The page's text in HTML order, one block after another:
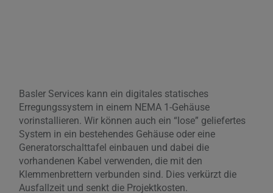
Basler Services kann ein digitales statisches
Erregungssystem in einem NEMA 1-Gehäuse
vorinstallieren. Wir können auch ein “lose” geliefertes
System in ein bestehendes Gehäuse oder eine
Generatorschalttafel einbauen und dabei die
vorhandenen Kabel verwenden, die mit den
Klemmenbrettern verbunden sind. Dies verkürzt die
Ausfallzeit und senkt die Projektkosten.